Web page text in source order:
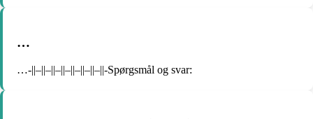
…
…-||–||–||–||–||–||–||–||-Spørgsmål og svar: